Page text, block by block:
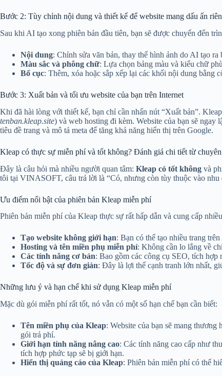
Bước 2: Tùy chỉnh nội dung và thiết kế để website mang dấu ấn
Sau khi AI tạo xong phiên bản đầu tiên, bạn sẽ được chuyển đến
Nội dung: Chỉnh sửa văn bản, thay thế hình ảnh do AI tạo ra
Màu sắc và phông chữ: Lựa chọn bảng màu và kiểu chữ
Bố cục: Thêm, xóa hoặc sắp xếp lại các khối nội dung bằng
Bước 3: Xuất bản và tối ưu website của bạn trên Internet
Khi đã hài lòng với thiết kế, bạn chỉ cần nhấn nút “Xuất bản”.
tenban.kleap.site) và web hosting đi kèm. Website của bạn sẽ
tiêu đề trang và mô tả meta để tăng khả năng hiển thị trên Google.
Kleap có thực sự miễn phí và tốt không? Đánh giá chi tiết từ
Đây là câu hỏi mà nhiều người quan tâm: Kleap có tốt không và
tôi tại VINASOFT, câu trả lời là “Có, nhưng còn tùy thuộc vào nhu
Ưu điểm nổi bật của phiên bản Kleap miễn phí
Phiên bản miễn phí của Kleap thực sự rất hấp dẫn và cung cấp
Tạo website không giới hạn: Bạn có thể tạo nhiều trang
Hosting và tên miền phụ miễn phí: Không cần lo lắng về
Các tính năng cơ bản: Bao gồm các công cụ SEO, tích hợp
Tốc độ và sự đơn giản: Đây là lợi thế cạnh tranh lớn nhất,
Những lưu ý và hạn chế khi sử dụng Kleap miễn phí
Mặc dù gói miễn phí rất tốt, nó vẫn có một số hạn chế bạn cần biết:
Tên miền phụ của Kleap: Website của bạn sẽ mang
gói trả phí.
Giới hạn tính năng nâng cao: Các tính năng cao cấp như
tích hợp phức tạp sẽ bị giới hạn.
Hiển thị quảng cáo của Kleap: Phiên bản miễn phí có thể